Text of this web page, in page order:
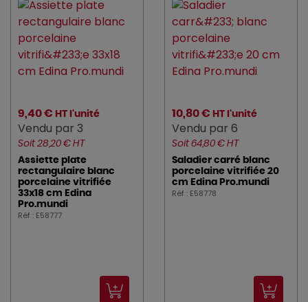
9,40 € HT l'unité
Vendu par 3
Soit 28,20 € HT
Assiette plate
rectangulaire blanc
porcelaine vitrifiée
33x18 cm Edina
Pro.mundi
Réf : E58777
10,80 € HT l'unité
Vendu par 6
Soit 64,80 € HT
Saladier carré blanc
porcelaine vitrifiée 20
cm Edina Pro.mundi
Réf : E58778